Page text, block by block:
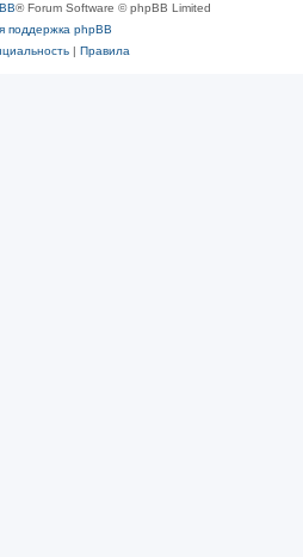
® Forum Software © phpBB Limited
поддержка phpBB
| Правила